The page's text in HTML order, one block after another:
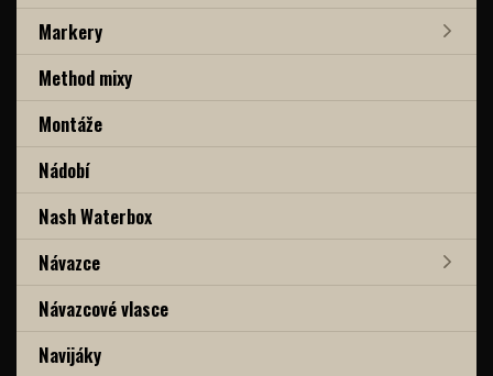
Markery
Method mixy
Montáže
Nádobí
Nash Waterbox
Návazce
Návazcové vlasce
Navijáky